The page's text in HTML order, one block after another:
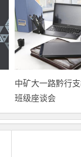
中矿大一路黔行
班级座谈会